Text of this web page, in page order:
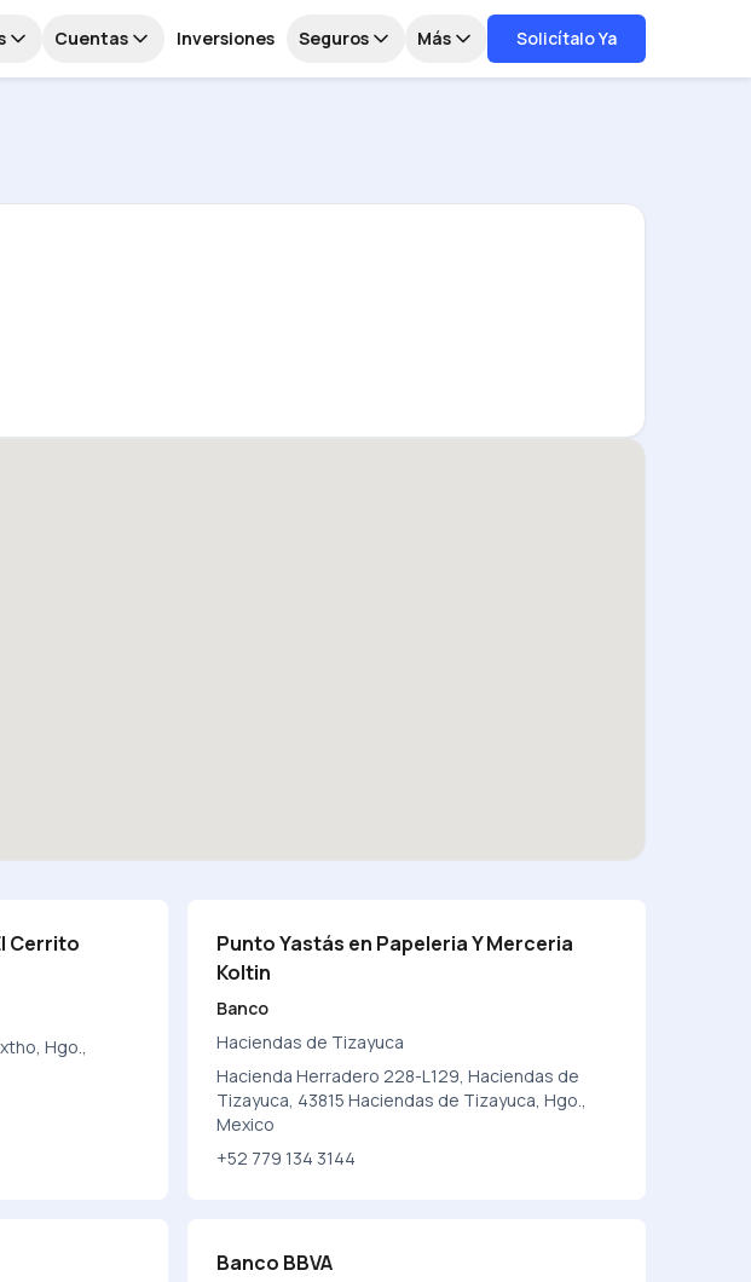
Cuentas Inversiones Seguros Más Solicítalo Ya
Cerrito
Hgo.,
Punto Yastás en Papeleria Y Merceria
Koltin
Banco
Haciendas de Tizayuca
Hacienda Herradero 228-L129, Haciendas de
Tizayuca, 43815 Haciendas de Tizayuca, Hgo.,
Mexico
+52 779 134 3144
Banco BBVA